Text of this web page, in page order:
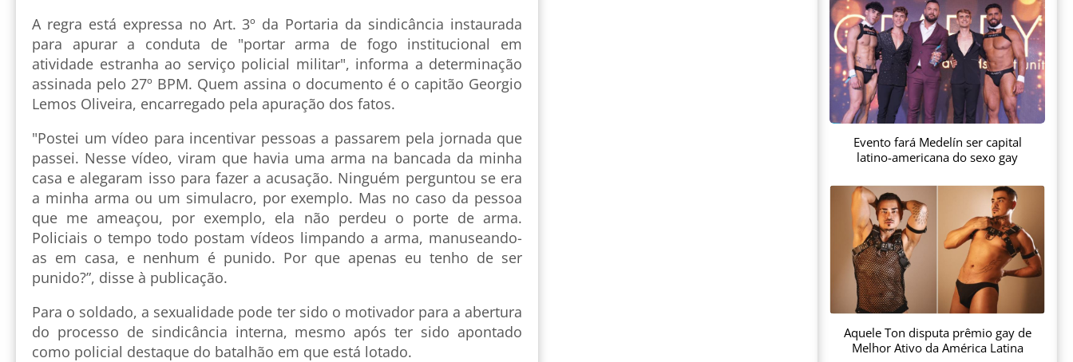
A regra está expressa no Art. 3º da Portaria da sindicância instaurada
para apurar a conduta de "portar arma de fogo institucional em
atividade estranha ao serviço policial militar", informa a determinação
assinada pelo 27º BPM. Quem assina o documento é o capitão Georgio
Lemos Oliveira, encarregado pela apuração dos fatos.
"Postei um vídeo para incentivar pessoas a passarem pela jornada que
passei. Nesse vídeo, viram que havia uma arma na bancada da minha
casa e alegaram isso para fazer a acusação. Ninguém perguntou se era
a minha arma ou um simulacro, por exemplo. Mas no caso da pessoa
que me ameaçou, por exemplo, ela não perdeu o porte de arma.
Policiais o tempo todo postam vídeos limpando a arma, manuseando-
as em casa, e nenhum é punido. Por que apenas eu tenho de ser
punido?”, disse à publicação.
Para o soldado, a sexualidade pode ter sido o motivador para a abertura
do processo de sindicância interna, mesmo após ter sido apontado
como policial destaque do batalhão em que está lotado.
Evento fará Medelín ser capital
latino-americana do sexo gay
Aquele Ton disputa prêmio gay de
Melhor Ativo da América Latina